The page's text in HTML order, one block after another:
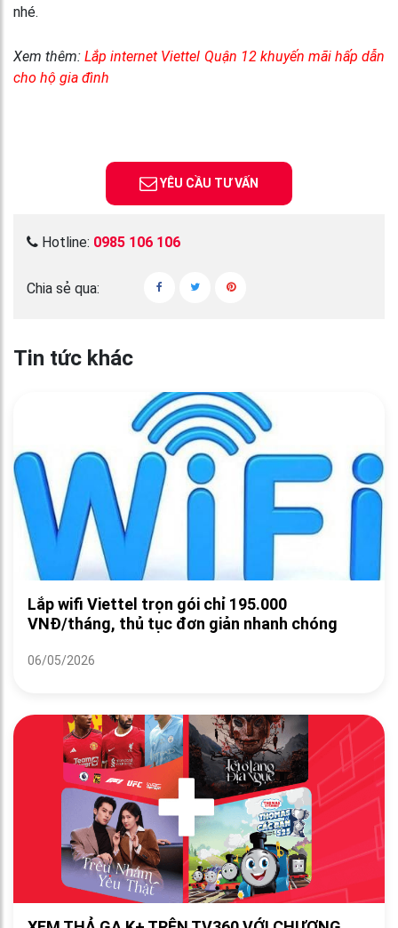
nhé.
Xem thêm:Lắp internet Viettel Quận 12 khuyến mãi hấp dẫn
cho hộ gia đình
YÊU CẦU TƯ VẤN
Hotline: 0985 106 106
Chia sẻ qua:
Tin tức khác
Lắp wifi Viettel trọn gói chỉ 195.000
VNĐ/tháng, thủ tục đơn giản nhanh chóng
06/05/2026